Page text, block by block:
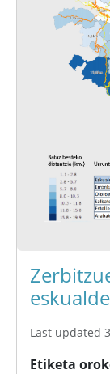
Last updated
Etiketa